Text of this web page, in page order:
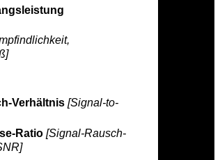
Verhältnis [Signal-to-
Ratio [Signal-Rausch-